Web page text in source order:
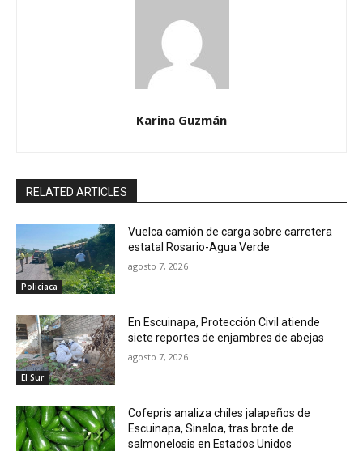
Karina Guzmán
RELATED ARTICLES
Policiaca
Vuelca camión de carga sobre carretera
estatal Rosario-Agua Verde
agosto 7, 2026
El Sur
En Escuinapa, Protección Civil atiende
siete reportes de enjambres de abejas
agosto 7, 2026
Cofepris analiza chiles jalapeños de
Escuinapa, Sinaloa, tras brote de
salmonelosis en Estados Unidos